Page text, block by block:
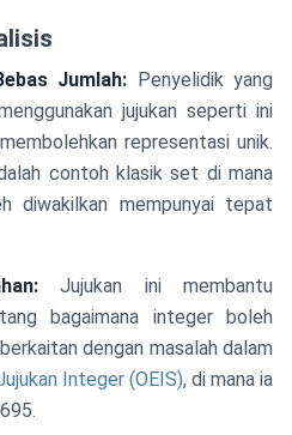
Jumlah: Penyelidik yang
jujukan seperti ini
representasi unik.
contoh klasik set di mana
diwakilkan mempunyai tepat
Jujukan ini membantu
bagaimana integer boleh
dengan masalah dalam
Integer (OEIS), di mana ia